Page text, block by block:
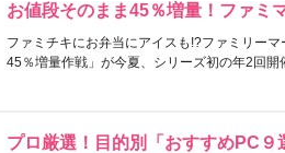
お値段そのまま45％増量！ファミ
ファミチキにお弁当にアイスも!?ファミリー
45％増量作戦」が今夏、シリーズ初の年2回開
プロ厳選！目的別「おすすめPC９